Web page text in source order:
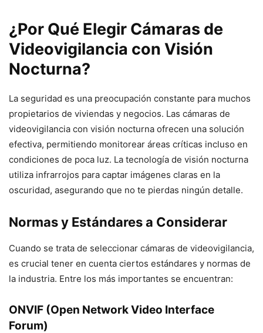
¿Por Qué Elegir Cámaras de
Videovigilancia con Visión
Nocturna?
La seguridad es una preocupación constante para muchos
propietarios de viviendas y negocios. Las cámaras de
videovigilancia con visión nocturna ofrecen una solución
efectiva, permitiendo monitorear áreas críticas incluso en
condiciones de poca luz. La tecnología de visión nocturna
utiliza infrarrojos para captar imágenes claras en la
oscuridad, asegurando que no te pierdas ningún detalle.
Normas y Estándares a Considerar
Cuando se trata de seleccionar cámaras de videovigilancia,
es crucial tener en cuenta ciertos estándares y normas de
la industria. Entre los más importantes se encuentran:
ONVIF (Open Network Video Interface
Forum)